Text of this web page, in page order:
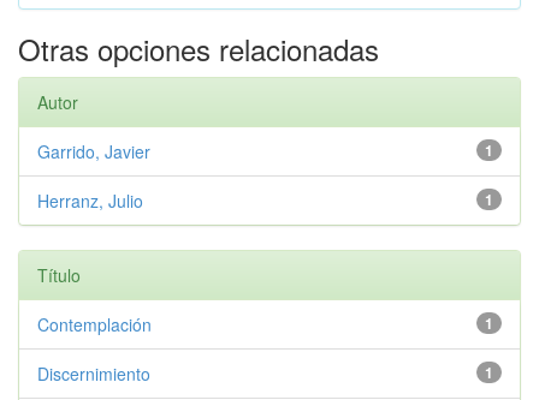
Otras opciones relacionadas
Autor
1
Garrido, Javier
1
Herranz, Julio
Título
1
Contemplación
1
Discernimiento